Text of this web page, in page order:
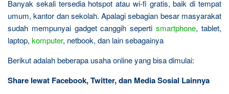
Banyak sekali tersedia hotspot atau wi-fi gratis, baik di tempat
umum, kantor dan sekolah. Apalagi sebagian besar masyarakat
sudah mempunyai gadget canggih sepertismartphone, tablet,
laptop, komputer, netbook, dan lain sebagainya
Berikut adalah beberapa usaha online yang bisa dimulai:
Share lewat Facebook, Twitter, dan Media Sosial Lainnya